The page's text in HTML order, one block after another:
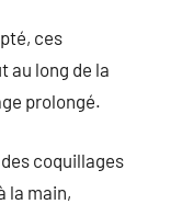
ces
au long de la
prolongé.
coquillages
la main,